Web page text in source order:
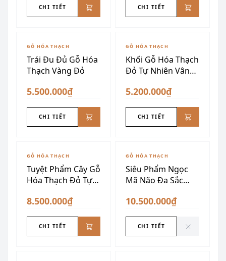
CHI TIẾT CHI TIẾT
GỖ HÓA THẠCH
Trái Đu Đủ Gỗ Hóa
Thạch Vàng Đỏ
5.500.000₫
CHI TIẾT
GỖ HÓA THẠCH
Khối Gỗ Hóa Thạch
Đỏ Tự Nhiên Vân
5.200.000₫
CHI TIẾT
GỖ HÓA THẠCH
Tuyệt Phẩm Cây Gỗ
Hóa Thạch Đỏ Tự
8.500.000₫
CHI TIẾT
ĐÃ SƯU TẦM
GỖ HÓA THẠCH
Siêu Phẩm Ngọc
Mã Não Đa Sắc
Thuật
10.500.000₫
CHI TIẾT